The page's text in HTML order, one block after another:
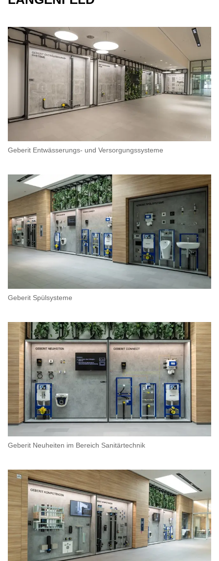
Geberit Entwässerungs- und Versorgungssysteme
Geberit Spülsysteme
Geberit Neuheiten im Bereich Sanitärtechnik